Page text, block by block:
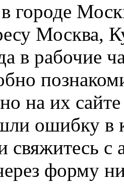
городе
Москва,
в рабочие
на их
ошибку в
свяжитесь
форму